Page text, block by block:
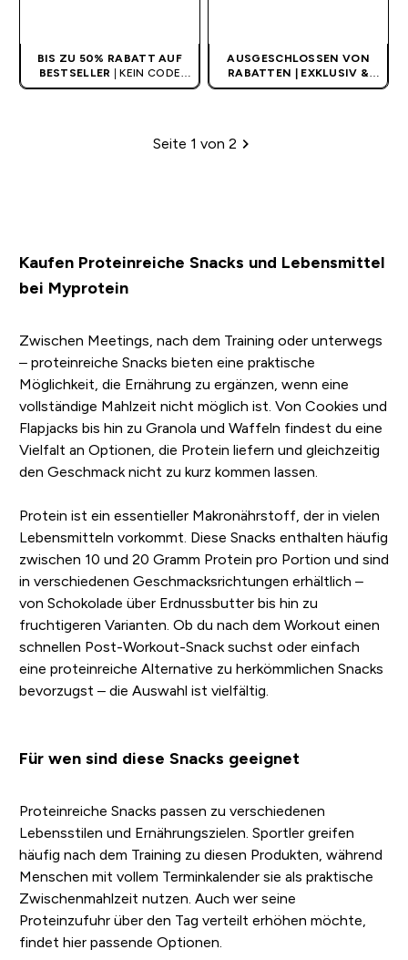
BIS ZU 50% RABATT AUF
BESTSELLER | KEIN CODE
BENÖTIGT
AUSGESCHLOSSEN VON
RABATTEN | EXKLUSIV &
LIMITIERT
Paginierung
Seite 1 von 2
Kaufen Proteinreiche Snacks und Lebensmittel
bei Myprotein
Zwischen Meetings, nach dem Training oder unterwegs
– proteinreiche Snacks bieten eine praktische
Möglichkeit, die Ernährung zu ergänzen, wenn eine
vollständige Mahlzeit nicht möglich ist. Von Cookies und
Flapjacks bis hin zu Granola und Waffeln findest du eine
Vielfalt an Optionen, die Protein liefern und gleichzeitig
den Geschmack nicht zu kurz kommen lassen.
Protein ist ein essentieller Makronährstoff, der in vielen
Lebensmitteln vorkommt. Diese Snacks enthalten häufig
zwischen 10 und 20 Gramm Protein pro Portion und sind
in verschiedenen Geschmacksrichtungen erhältlich –
von Schokolade über Erdnussbutter bis hin zu
fruchtigeren Varianten. Ob du nach dem Workout einen
schnellen Post-Workout-Snack suchst oder einfach
eine proteinreiche Alternative zu herkömmlichen Snacks
bevorzugst – die Auswahl ist vielfältig.
Für wen sind diese Snacks geeignet
Proteinreiche Snacks passen zu verschiedenen
Lebensstilen und Ernährungszielen. Sportler greifen
häufig nach dem Training zu diesen Produkten, während
Menschen mit vollem Terminkalender sie als praktische
Zwischenmahlzeit nutzen. Auch wer seine
Proteinzufuhr über den Tag verteilt erhöhen möchte,
findet hier passende Optionen.